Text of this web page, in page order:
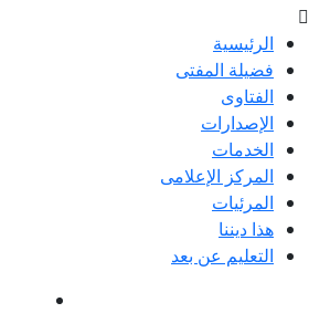
الرئيسية
فضيلة المفتى
الفتاوى
الإصدارات
الخدمات
المركز الإعلامى
المرئيات
هذا ديننا
التعليم عن بعد